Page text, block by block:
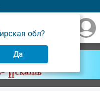
обл?
Да